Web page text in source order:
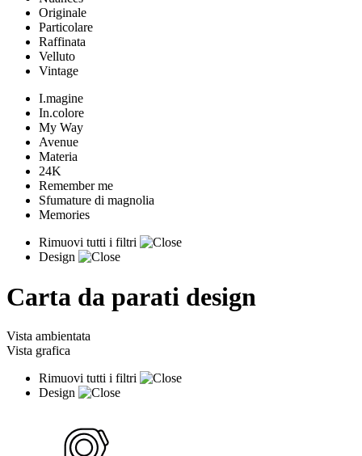
Originale
Particolare
Raffinata
Velluto
Vintage
I.magine
In.colore
My Way
Avenue
Materia
24K
Remember me
Sfumature di magnolia
Memories
Rimuovi tutti i filtri
Design
Carta da parati design
Vista ambientata
Vista grafica
Rimuovi tutti i filtri
Design